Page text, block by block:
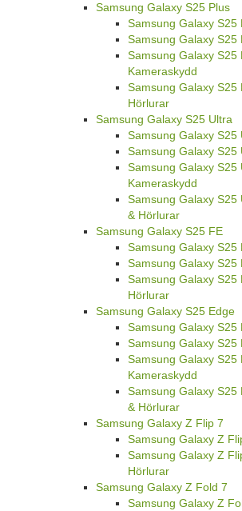
Samsung Galaxy S25 Plus
Samsung Galaxy S25
Samsung Galaxy S25
Samsung Galaxy S25
Kameraskydd
Samsung Galaxy S25
Hörlurar
Samsung Galaxy S25 Ultra
Samsung Galaxy S25
Samsung Galaxy S25
Samsung Galaxy S25
Kameraskydd
Samsung Galaxy
& Hörlurar
Samsung Galaxy S25 FE
Samsung Galaxy S25
Samsung Galaxy S25
Samsung Galaxy
Hörlurar
Samsung Galaxy S25 Edge
Samsung Galaxy S25
Samsung Galaxy S25
Samsung Galaxy S25
Kameraskydd
Samsung Galaxy
& Hörlurar
Samsung Galaxy Z Flip 7
Samsung Galaxy Z
Samsung Galaxy Z
Hörlurar
Samsung Galaxy Z Fold 7
Samsung Galaxy Z